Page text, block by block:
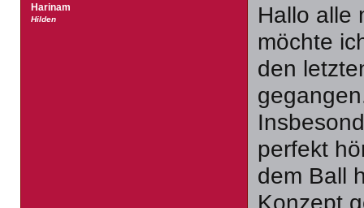
Harinam
Hilden
Hallo alle
möchte
den
perfekt
dem Ball
Konzept